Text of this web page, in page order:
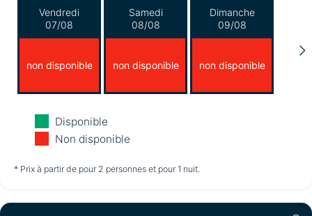
Vendredi
07/08
non disponible
Samedi
08/08
non disponible
Dimanche
09/08
non disponible
Lundi
10/08
non disponible non disponible
Disponible
Non disponible
* Prix à partir de pour 2 personnes et pour 1 nuit.